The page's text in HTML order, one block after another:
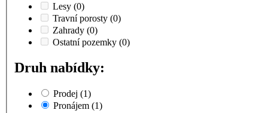
Lesy (0)
Travní porosty (0)
Zahrady (0)
Ostatní pozemky (0)
Druh nabídky:
Prodej (1)
Pronájem (1)